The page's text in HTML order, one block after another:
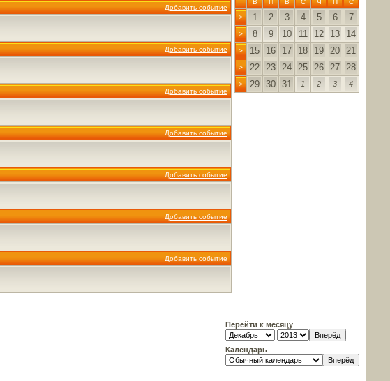
Добавить событие
Добавить событие
Добавить событие
Добавить событие
Добавить событие
Добавить событие
Добавить событие
В П В С Ч П
С
>
1 2 3 4 5 6 7
> 8 9 10 11 12 13 14
> 15 16 17 18 19 20 21
> 22 23 24 25 26 27 28
> 29 30 31 1 2 3 4
Перейти к месяцу
Календарь